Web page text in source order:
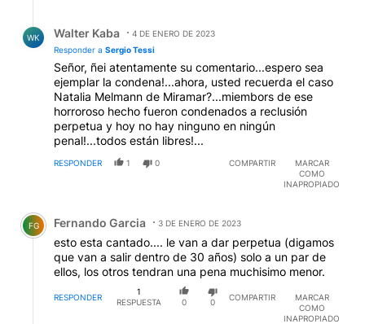
dictar una dondena de muerte para el pibe y otra a
perpetua para los padres de Fernando.
WK Walter Kaba
4 DE ENERO DE 2023
Responder a Sergio Tessi
Señor, ñei atentamente su comentario...espero sea
ejemplar la condena!...ahora, usted recuerda el caso
Natalia Melmann de Miramar?...miembors de ese
horroroso hecho fueron condenados a reclusión
perpetua y hoy no hay ninguno en ningún
penal!...todos están libres!...
RESPONDER 1 0 COMPARTIR
MARCAR
COMO
INAPROPIADO
Comentario de Fernando Garcia.
FG Fernando Garcia 3 DE ENERO DE 2023
esto esta cantado.... le van a dar perpetua (digamos
que van a salir dentro de 30 años) solo a un par de
ellos, los otros tendran una pena muchisimo menor.
RESPONDER
1
RESPUESTA
0 0
COMPARTIR
MARCAR
COMO
INAPROPIADO